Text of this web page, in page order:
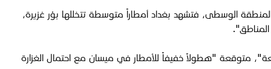
الوسطى، فتشهد بغداد أمطاراً متوسطة تتخللها بؤر غزيرة،
متوقعة "هطولاً خفيفاً للأمطار في ميسان مع احتمال الغزارة